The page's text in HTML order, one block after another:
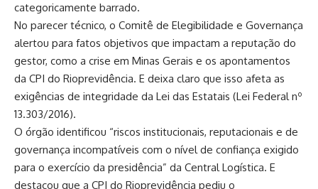
categoricamente barrado.
No parecer técnico, o Comitê de Elegibilidade e Governança
alertou para fatos objetivos que impactam a reputação do
gestor, como a crise em Minas Gerais e os apontamentos
da CPI do Rioprevidência. E deixa claro que isso afeta as
exigências de integridade da Lei das Estatais (Lei Federal nº
13.303/2016).
O órgão identificou “riscos institucionais, reputacionais e de
governança incompatíveis com o nível de confiança exigido
para o exercício da presidência” da Central Logística. E
destacou que a CPI do Rioprevidência pediu o